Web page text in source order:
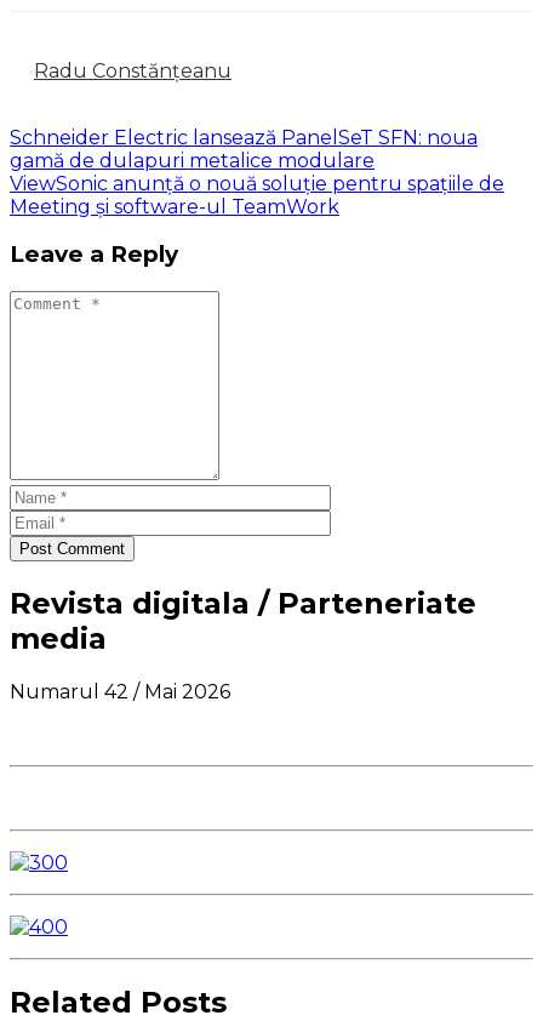
Radu Constănțeanu
Schneider Electric lansează PanelSeT SFN: noua
gamă de dulapuri metalice modulare
ViewSonic anunță o nouă soluție pentru spațiile de
Meeting și software-ul TeamWork
Leave a Reply
Post Comment
Revista digitala / Parteneriate
media
Numarul 42 / Mai 2026
Related Posts